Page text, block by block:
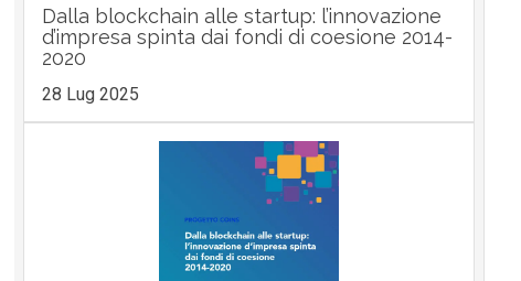
Dalla blockchain alle startup: l’innovazione
d’impresa spinta dai fondi di coesione 2014-
2020
28 Lug 2025